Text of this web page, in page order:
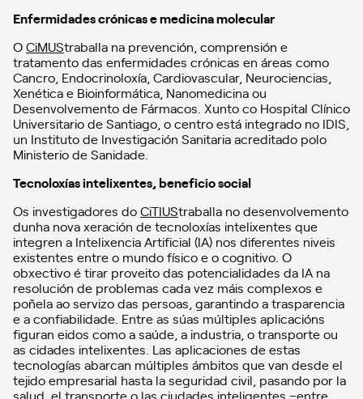
Enfermidades crónicas e medicina molecular
OCiMUStraballa na prevención, comprensión e
tratamento das enfermidades crónicas en áreas como
Cancro, Endocrinoloxía, Cardiovascular, Neurociencias,
Xenética e Bioinformática, Nanomedicina ou
Desenvolvemento de Fármacos. Xunto co Hospital Clínico
Universitario de Santiago, o centro está integrado no IDIS,
un Instituto de Investigación Sanitaria acreditado polo
Ministerio de Sanidade.
Tecnoloxías intelixentes, beneficio social
Os investigadores doCiTIUStraballa no desenvolvemento
dunha nova xeración de tecnoloxías intelixentes que
integren a Intelixencia Artificial (IA) nos diferentes niveis
existentes entre o mundo físico e o cognitivo. O
obxectivo é tirar proveito das potencialidades da IA na
resolución de problemas cada vez máis complexos e
poñela ao servizo das persoas, garantindo a trasparencia
e a confiabilidade. Entre as súas múltiples aplicacións
figuran eidos como a saúde, a industria, o transporte ou
as cidades intelixentes. Las aplicaciones de estas
tecnologías abarcan múltiples ámbitos que van desde el
tejido empresarial hasta la seguridad civil, pasando por la
salud, el transporte o las ciudades inteligentes –entre